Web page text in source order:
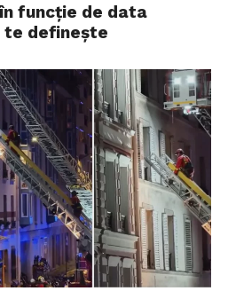
funcție de data
te definește